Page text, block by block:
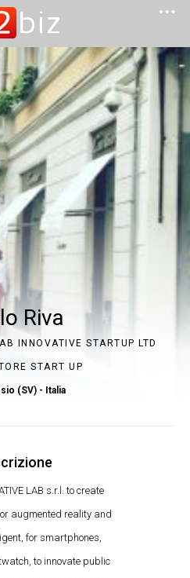
Riva
INNOVATIVE STARTUP LTD
START UP
(SV) - Italia
LAB s.r.l. to create
augmented reality and
for smartphones,
to innovate public